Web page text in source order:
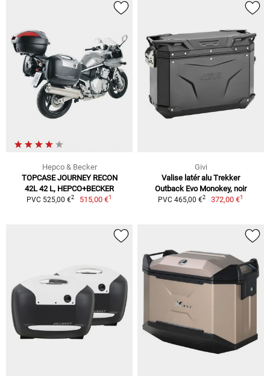
Hepco & Becker
TOPCASE JOURNEY RECON
42L 42 L, HEPCO+BECKER
PVC 525,00 €2 515,00 €1
Givi
Valise latér alu Trekker
Outback Evo Monokey, noir
PVC 465,00 €2 372,00 €1